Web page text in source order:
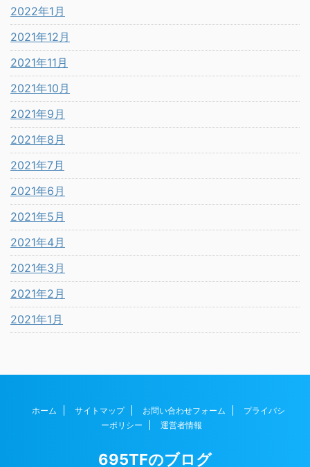
2022年1月
2021年12月
2021年11月
2021年10月
2021年9月
2021年8月
2021年7月
2021年6月
2021年5月
2021年4月
2021年3月
2021年2月
2021年1月
ホーム サイトマップ お問い合わせフォーム
プライバシ
ーポリシー
運営者情報
695TFのブログ